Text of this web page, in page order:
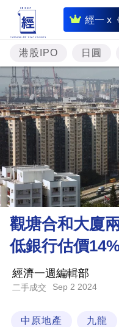
經一 x
即
時
財
經
專
題
投
資
樓
市
理
財
商
業
科
港股IPO 日圓
觀塘合和大廈
低銀行估價
經濟一週編輯部
二手成交 Sep 2 2024
中原地產 九龍